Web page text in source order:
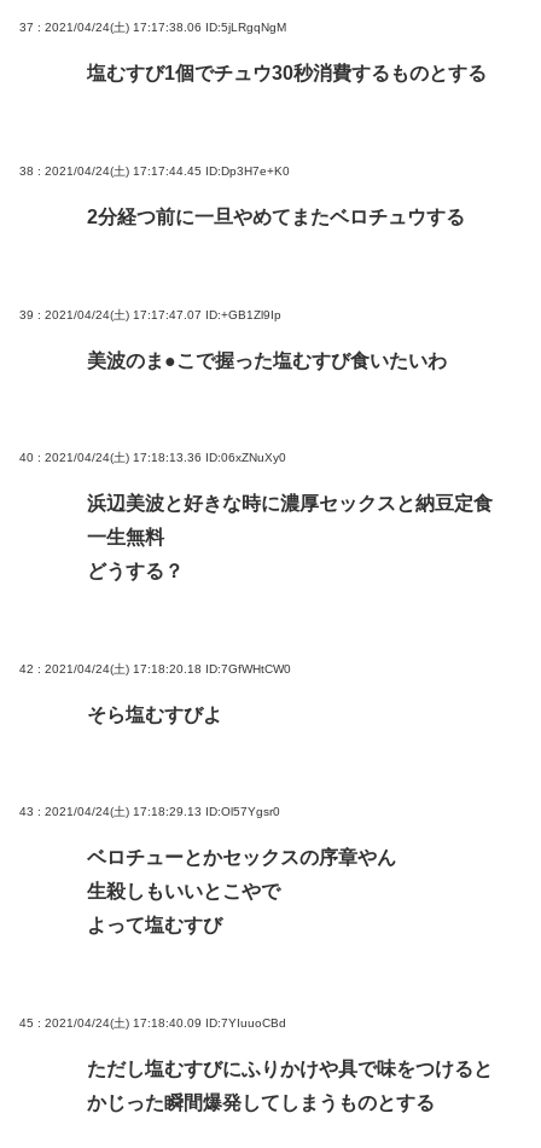
37 : 2021/04/24(土) 17:17:38.06 ID:5jLRgqNgM
塩むすび1個でチュウ30秒消費するものとする
38 : 2021/04/24(土) 17:17:44.45 ID:Dp3H7e+K0
2分経つ前に一旦やめてまたベロチュウする
39 : 2021/04/24(土) 17:17:47.07 ID:+GB1Zl9Ip
美波のま●こで握った塩むすび食いたいわ
40 : 2021/04/24(土) 17:18:13.36 ID:06xZNuXy0
浜辺美波と好きな時に濃厚セックスと納豆定食
一生無料
どうする？
42 : 2021/04/24(土) 17:18:20.18 ID:7GfWHtCW0
そら塩むすびよ
43 : 2021/04/24(土) 17:18:29.13 ID:Ol57Ygsr0
ベロチューとかセックスの序章やん
生殺しもいいとこやで
よって塩むすび
45 : 2021/04/24(土) 17:18:40.09 ID:7YIuuoCBd
ただし塩むすびにふりかけや具で味をつけると
かじった瞬間爆発してしまうものとする